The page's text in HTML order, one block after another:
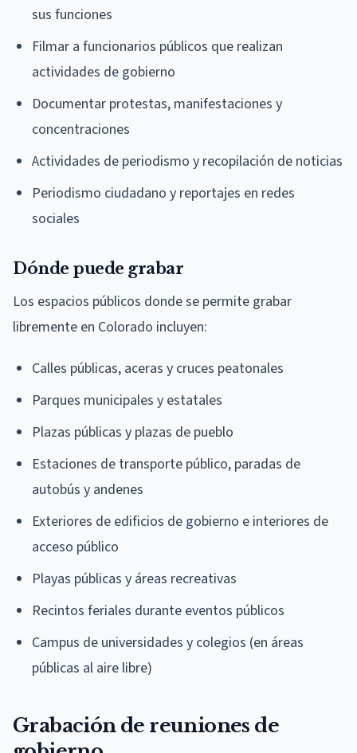
sus funciones
Filmar a funcionarios públicos que realizan
actividades de gobierno
Documentar protestas, manifestaciones y
concentraciones
Actividades de periodismo y recopilación de noticias
Periodismo ciudadano y reportajes en redes
sociales
Dónde puede grabar
Los espacios públicos donde se permite grabar
libremente en Colorado incluyen:
Calles públicas, aceras y cruces peatonales
Parques municipales y estatales
Plazas públicas y plazas de pueblo
Estaciones de transporte público, paradas de
autobús y andenes
Exteriores de edificios de gobierno e interiores de
acceso público
Playas públicas y áreas recreativas
Recintos feriales durante eventos públicos
Campus de universidades y colegios (en áreas
públicas al aire libre)
Grabación de reuniones de